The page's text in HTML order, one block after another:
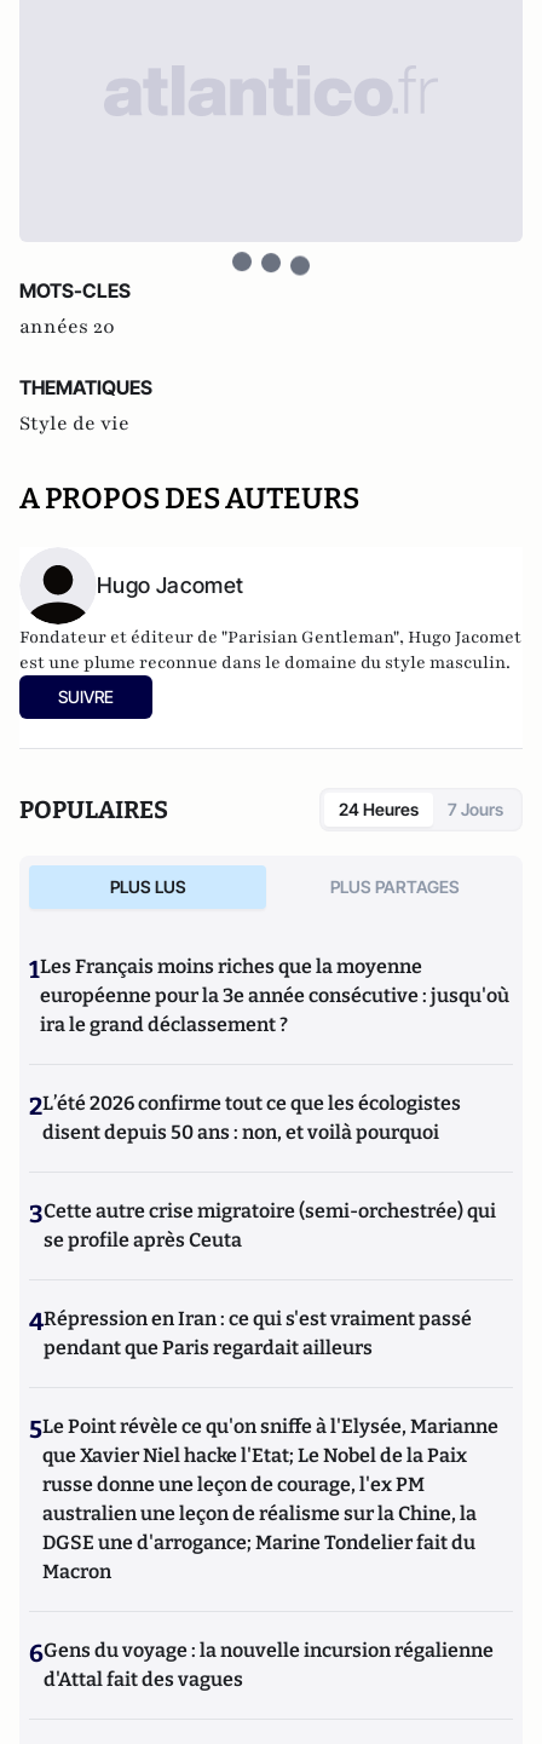
MOTS-CLES
années 20
THEMATIQUES
Style de vie
A PROPOS DES AUTEURS
Hugo Jacomet
Fondateur et éditeur de "Parisian Gentleman", Hugo Jacomet
est une plume reconnue dans le domaine du style masculin.
SUIVRE
POPULAIRES 24 Heures 7 Jours
PLUS LUS PLUS PARTAGES
1Les Français moins riches que la moyenne
européenne pour la 3e année consécutive : jusqu'où
ira le grand déclassement ?
2L’été 2026 confirme tout ce que les écologistes
disent depuis 50 ans : non, et voilà pourquoi
3Cette autre crise migratoire (semi-orchestrée) qui
se profile après Ceuta
4Répression en Iran : ce qui s'est vraiment passé
pendant que Paris regardait ailleurs
5Le Point révèle ce qu'on sniffe à l'Elysée, Marianne
que Xavier Niel hacke l'Etat; Le Nobel de la Paix
russe donne une leçon de courage, l'ex PM
australien une leçon de réalisme sur la Chine, la
DGSE une d'arrogance; Marine Tondelier fait du
Macron
6Gens du voyage : la nouvelle incursion régalienne
d'Attal fait des vagues